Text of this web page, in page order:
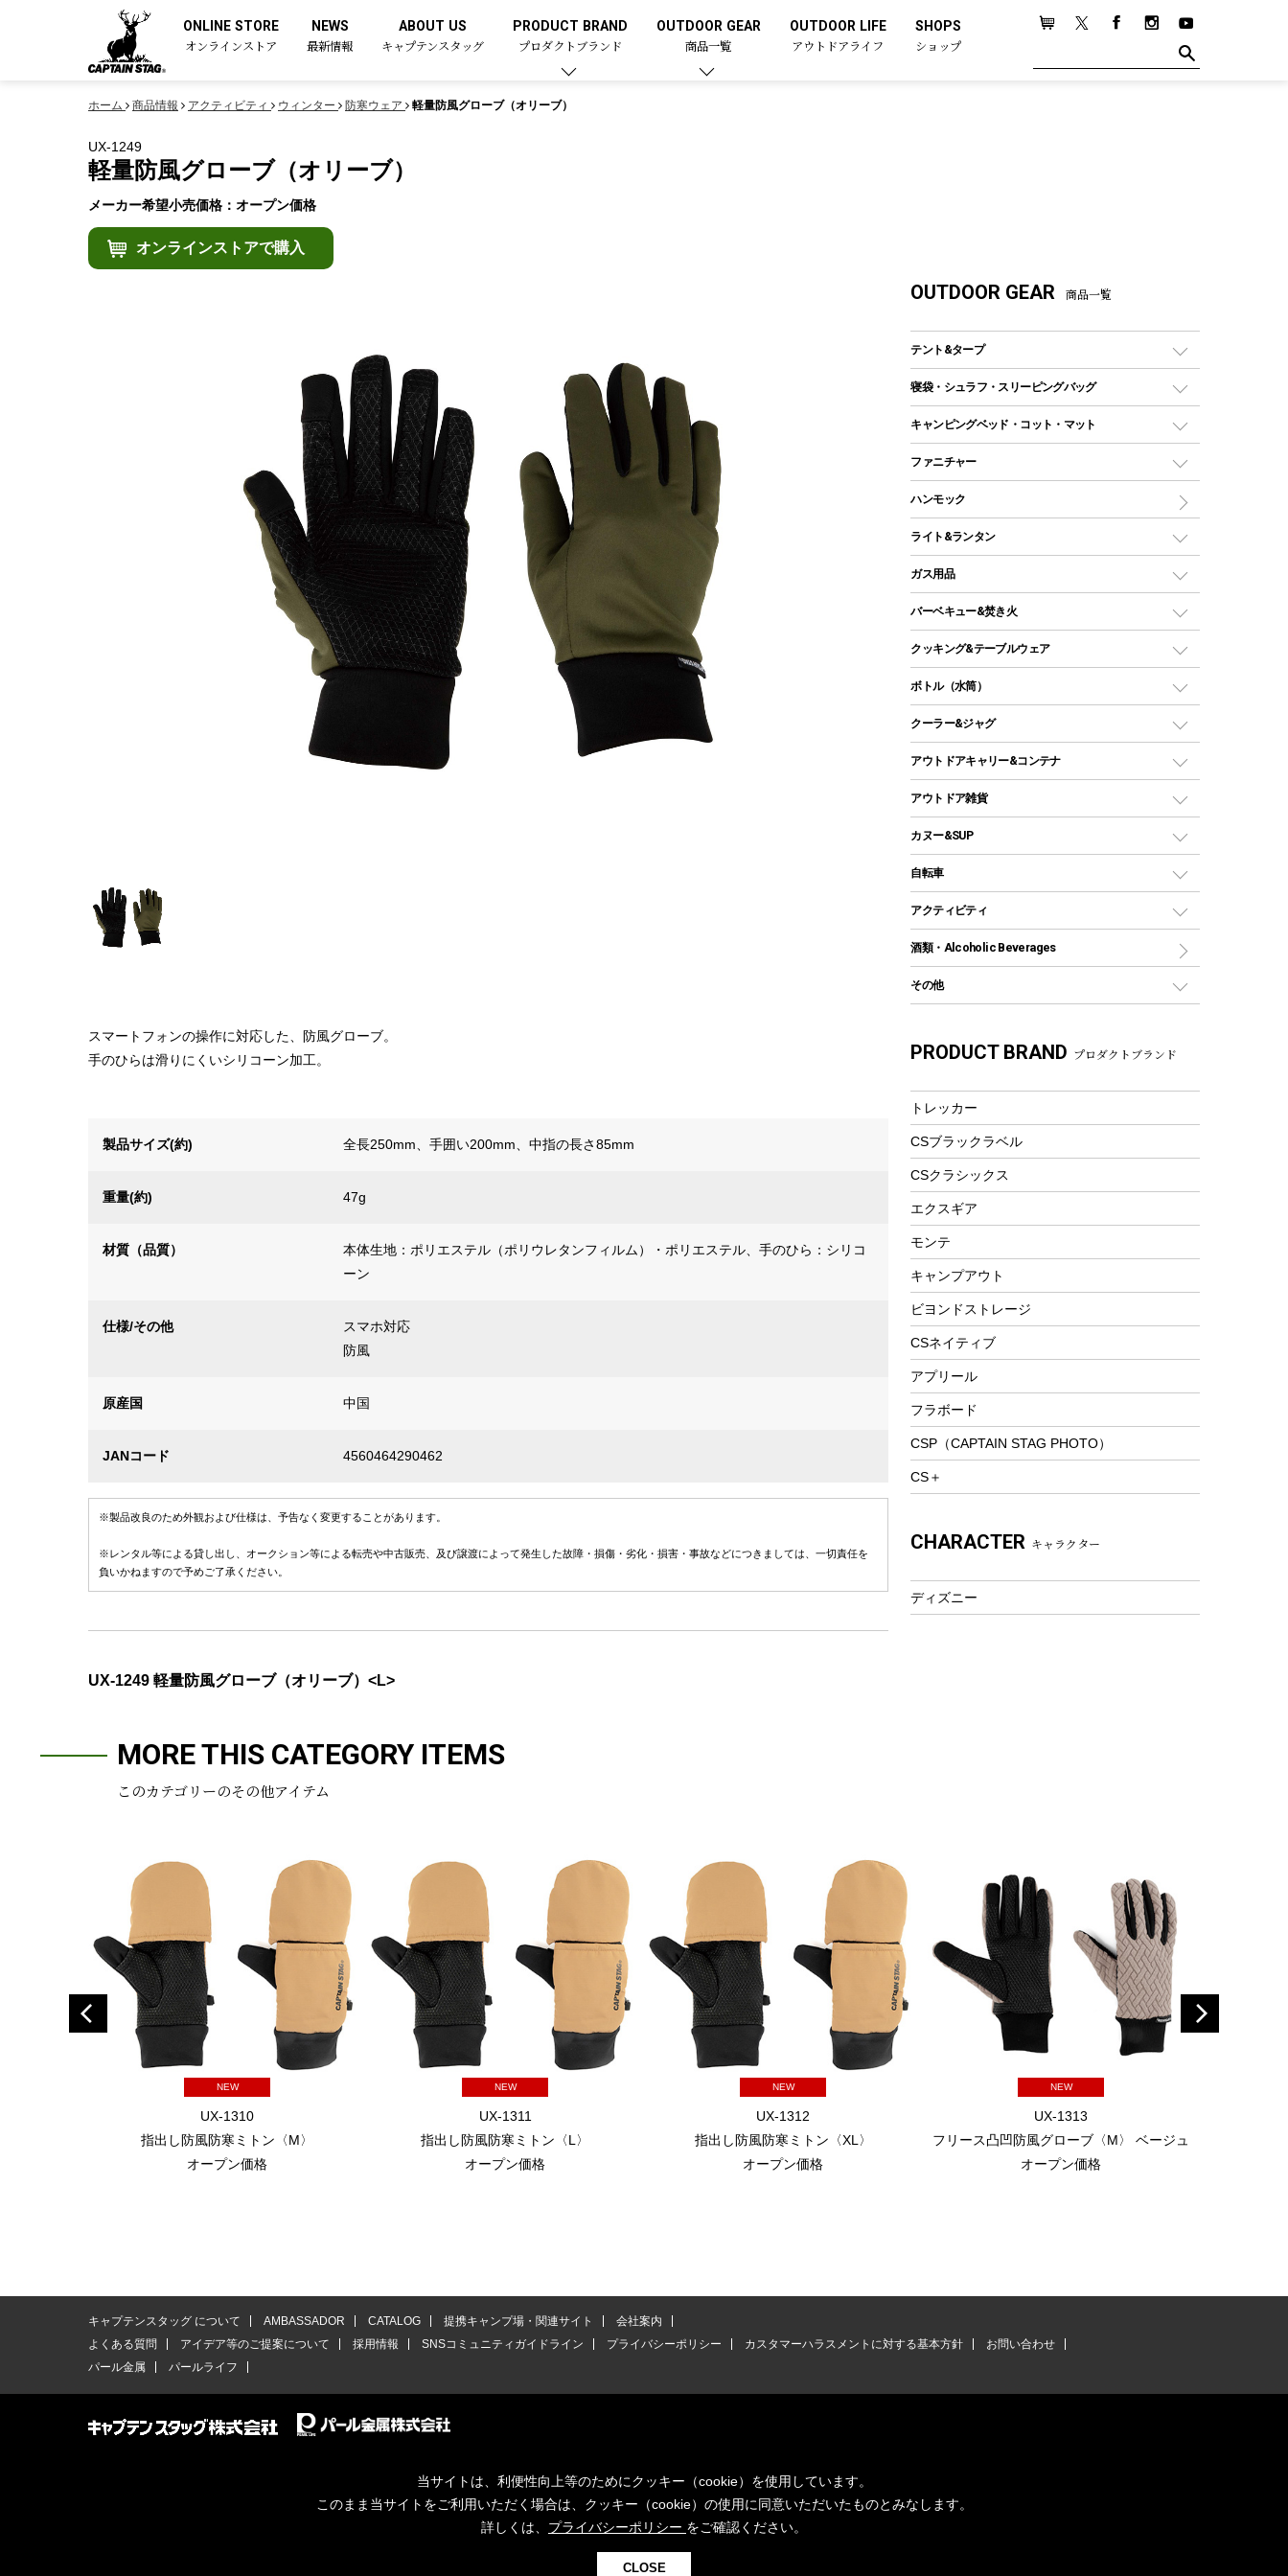
ONLINE STORE
オンラインストア
NEWS
最新情報
ABOUT US
キャプテンスタッグ
PRODUCT BRAND
プロダクトブランド
OUTDOOR GEAR
商品一覧
OUTDOOR LIFE
アウトドアライフ
SHOPS
ショップ
ホーム 商品情報 アクティビティ ウィンター 防寒ウェア 軽量防風グローブ（オリーブ）
UX-1249
軽量防風グローブ（オリーブ）
メーカー希望小売価格：オープン価格
オンラインストアで購入
スマートフォンの操作に対応した、防風グローブ。
手のひらは滑りにくいシリコーン加工。
製品サイズ(約) 全長250mm、手囲い200mm、中指の長さ85mm
重量(約) 47g
材質（品質）
本体生地：ポリエステル（ポリウレタンフィルム）・ポリエステル、手のひら：シリコ
ーン
仕様/その他
スマホ対応
防風
原産国 中国
JANコード 4560464290462
※製品改良のため外観および仕様は、予告なく変更することがあります。
※レンタル等による貸し出し、オークション等による転売や中古販売、及び譲渡によって発生した故障・損傷・劣化・損害・事故などにつきましては、一切責任を
負いかねますので予めご了承ください。
UX-1249 軽量防風グローブ（オリーブ）<L>
OUTDOOR GEAR 商品一覧
テント&タープ
テント
ツールームテント
ワンポールテント
シェルターテント
ロッジ型・オリジナルテント
タープ
スクエアタープ（レクタタープ）
メッシュタープ
自立式タープ
パラソル
テントアクセサリー
ペグ
グランドシート
ガイドロープ
ツール
寝袋・シュラフ・スリーピングバッグ
レクタングラー型（封筒型）シュラフ
インナーシュラフ
キャンピングベッド・コット・マット
キャンピングベッド・コット
インフレータブルマット
ファニチャー
アウトドアテーブル
レジャーシート
ハンモック
ライト&ランタン
LEDランタン
ガスランタン
オイルランタン
LEDライト
ヘッドライト
キャンドル
ガス用品
ガスバーナー
ガス缶
ガストーチ、ライター
バーベキュー&焚き火
バーベキューコンロ、グリル
焚き火台タイプ（ロースタイル）グリル
卓上タイプグリル
パーティータイプグリル
鉄板、アミ
焚き火台&ストーブ
火起こし
バーベキューツール
燃料・着火剤・炭
クッキング&テーブルウェア
ダッチオーブン
ホットサンドメーカー
クッカーセット
シェラカップ
クッキングツール
ナイフ
カトラリー
マグカップ、カップ
フードボトル
コーヒー&ミル
トレー
ランチョンマット
ランチボックス
ピクニックセット
ボトル（水筒）
ステンレスボトル
コップ付きタイプ
ワンタッチタイプ
プラスチックボトル
ディズニーボトル
クーラー&ジャグ
クーラーボックス
クーラーバッグ
ウォータージャグ
保冷剤
アウトドアキャリー&コンテナ
アウトドアキャリー
アウトドア雑貨
バックパック&バッグ
リュック、バックパック
トートバッグ、サコッシュ
ショッピングキャリー
その他アウトドア雑貨
レイン
ツール、他
カヌー&SUP
インフレータブル
カヤック
パドル
ヘルメット
アクセサリー
自転車
折りたたみ自転車
スポーツサイクル
シティサイクル
自転車用アクセサリー
自転車ウェア
アクティビティ
マリン
ラッシュガード
テント
フローティングベスト
ヘルメット
エアーポンプ
ウィンター
防寒ウェア
ツール&アクセサリー
トレッキング
トレッキングステッキ
トレッキングアクセサリー
プレイグッズ
ウェルネス
フィットネス
アクセサリー
酒類・Alcoholic Beverages
その他
湯たんぽ
PRODUCT BRAND プロダクトブランド
トレッカー
CSブラックラベル
CSクラシックス
エクスギア
モンテ
キャンプアウト
ビヨンドストレージ
CSネイティブ
アプリール
フラボード
CSP（CAPTAIN STAG PHOTO）
CS＋
CHARACTER キャラクター
ディズニー
MORE THIS CATEGORY ITEMS
このカテゴリーのその他アイテム
NEW
UX-1310
指出し防風防寒ミトン〈M〉
オープン価格
NEW
UX-1311
指出し防風防寒ミトン〈L〉
オープン価格
NEW
UX-1312
指出し防風防寒ミトン〈XL〉
オープン価格
NEW
UX-1313
フリース凸凹防風グローブ〈M〉 ベージュ
オープン価格
キャプテンスタッグ について AMBASSADOR CATALOG 提携キャンプ場・関連サイト
会社案内
よくある質問
アイデア等のご提案について 採用情報 SNSコミュニティガイドライン プライバシーポリシー カスタマーハラスメントに対する基本方針
お問い合わせ
パール金属
パールライフ
当サイトは、利便性向上等のためにクッキー（cookie）を使用しています。
このまま当サイトをご利用いただく場合は、クッキー（cookie）の使用に同意いただいたものとみなします。
詳しくは、 プライバシーポリシー をご確認ください。
CLOSE